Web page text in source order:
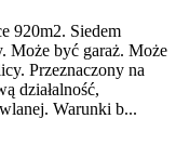
920m2. Siedem
Może być garaż. Może
Przeznaczony na
działalność,
Warunki b...